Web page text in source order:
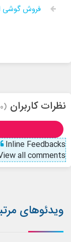
فروش گوشی
نظرات کاربران (0)
Inline Feedbacks
all comments
ویدئوهای